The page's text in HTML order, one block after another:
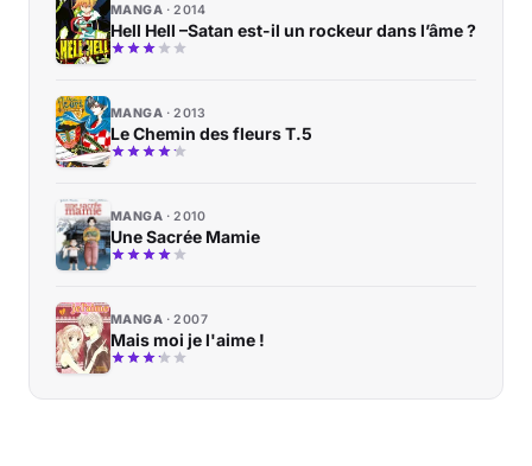
MANGA 2014
Hell Hell –Satan est-il un rockeur dans l’âme ?
MANGA 2013
Le Chemin des fleurs T.5
MANGA 2010
Une Sacrée Mamie
MANGA 2007
Mais moi je l'aime !